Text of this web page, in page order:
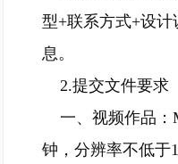
型+联系方式+设
息。
2.提交文件要求
一、视频作品：
钟，分辨率不低于